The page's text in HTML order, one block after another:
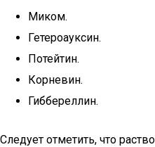
Миком.
Гетероауксин.
Потейтин.
Корневин.
Гиббереллин.
Следует отметить, что